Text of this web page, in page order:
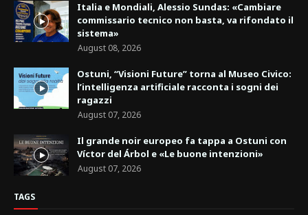
Italia e Mondiali, Alessio Sundas: «Cambiare
commissario tecnico non basta, va rifondato il
sistema»
August 08, 2026
Ostuni, “Visioni Future” torna al Museo Civico:
l’intelligenza artificiale racconta i sogni dei
ragazzi
August 07, 2026
Il grande noir europeo fa tappa a Ostuni con
Víctor del Árbol e «Le buone intenzioni»
August 07, 2026
TAGS